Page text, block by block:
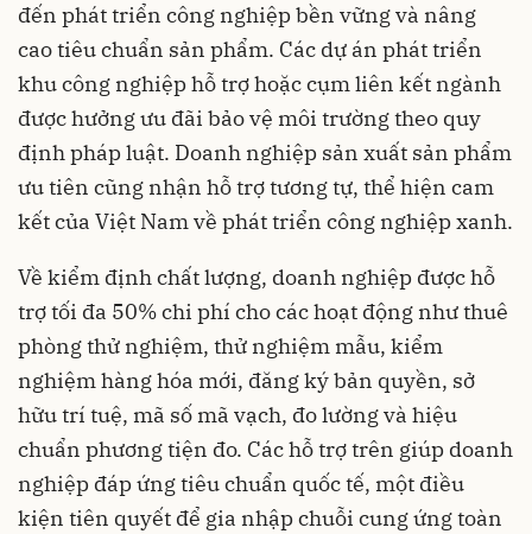
đến phát triển công nghiệp bền vững và nâng
cao tiêu chuẩn sản phẩm. Các dự án phát triển
khu công nghiệp hỗ trợ hoặc cụm liên kết ngành
được hưởng ưu đãi bảo vệ môi trường theo quy
định pháp luật. Doanh nghiệp sản xuất sản phẩm
ưu tiên cũng nhận hỗ trợ tương tự, thể hiện cam
kết của Việt Nam về phát triển công nghiệp xanh.
Về kiểm định chất lượng, doanh nghiệp được hỗ
trợ tối đa 50% chi phí cho các hoạt động như thuê
phòng thử nghiệm, thử nghiệm mẫu, kiểm
nghiệm hàng hóa mới, đăng ký bản quyền, sở
hữu trí tuệ, mã số mã vạch, đo lường và hiệu
chuẩn phương tiện đo. Các hỗ trợ trên giúp doanh
nghiệp đáp ứng tiêu chuẩn quốc tế, một điều
kiện tiên quyết để gia nhập chuỗi cung ứng toàn